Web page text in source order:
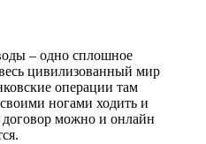
– одно сплошное
цивилизованный мир
операции там
ногами ходить и
можно и онлайн